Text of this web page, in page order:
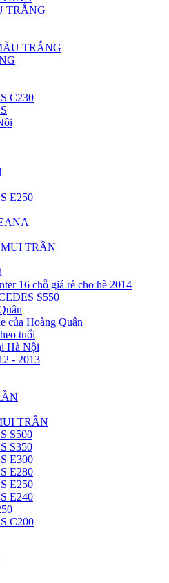
TRẮNG
TRẮNG
C230
E250
TRẦN
16 chỗ giá rẻ cho hè 2014
S550
của Hoàng Quân
tuổi
Hà Nội
- 2013
TRẦN
S500
S350
E300
E280
E250
E240
C200